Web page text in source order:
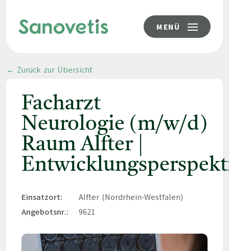
MENÜ
← Zurück zur Übersicht
Facharzt
Neurologie (m/w/d)
Raum Alfter |
Einsatzort:
Alfter (Nordrhein-Westfalen)
Angebotsnr.:
9621